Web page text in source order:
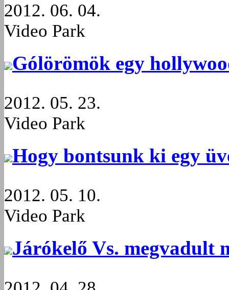
2012. 06. 04.
Video Park
Gólörömök egy
2012. 05. 23.
Video Park
Hogy bontsunk ki egy
2012. 05. 10.
Video Park
Járókelő Vs. megvadult